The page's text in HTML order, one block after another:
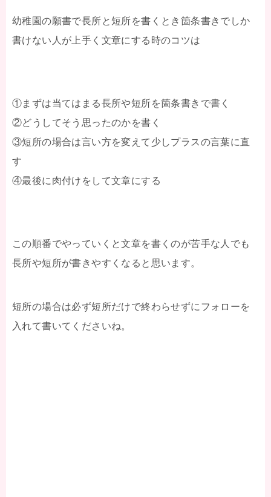
幼稚園の願書で長所と短所を書くとき箇条書きでしか
書けない人が上手く文章にする時のコツは
①まずは当てはまる長所や短所を箇条書きで書く
②どうしてそう思ったのかを書く
③短所の場合は言い方を変えて少しプラスの言葉に直
す
④最後に肉付けをして文章にする
この順番でやっていくと文章を書くのが苦手な人でも
長所や短所が書きやすくなると思います。
短所の場合は必ず短所だけで終わらせずにフォローを
入れて書いてくださいね。